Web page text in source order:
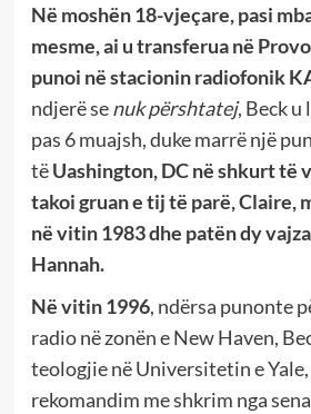
Në moshën 18-vjeçare, pasi
mesme, ai u transferua në
punoi në stacionin radiofonik
ndjerë senuk përshtatej, Beck u
pas 6 muajsh, duke marrë një
tëUashington, DC në shkurt të
takoi gruan e tij të parë, Claire,
në vitin 1983 dhe patën dy
Hannah.
Në vitin 1996, ndërsa punonte
radio në zonën e New Haven,
teologjie në Universitetin e Yale,
rekomandim me shkrim nga